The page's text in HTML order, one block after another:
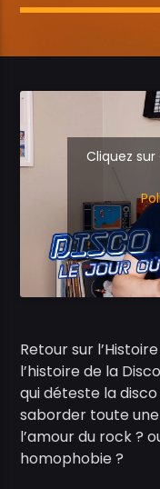
Cliquez sur
Retour sur
l’histoire de la
qui déteste la
saborder toute
l’amour du rock ?
homophobie ?